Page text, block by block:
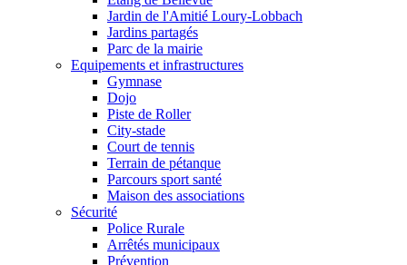
Jardin de l'Amitié Loury-Lobbach
Jardins partagés
Parc de la mairie
Equipements et infrastructures
Gymnase
Dojo
Piste de Roller
City-stade
Court de tennis
Terrain de pétanque
Parcours sport santé
Maison des associations
Sécurité
Police Rurale
Arrêtés municipaux
Prévention